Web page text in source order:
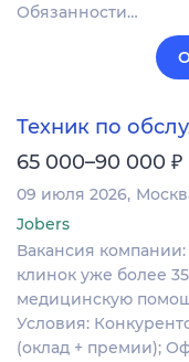
Обязанности…
Техник по
65 000–90 000 ₽
09 июля 2026
Jobers
Вакансия
клинок уже более
медицинскую
Условия:
(оклад + премии);